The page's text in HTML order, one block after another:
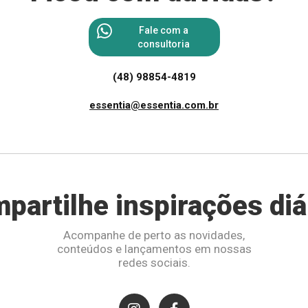
Fale com a
consultoria
(48) 98854-4819
essentia@essentia.com.br
inspirações
Acompanhe de perto as novidades,
conteúdos e lançamentos em nossas
redes sociais.